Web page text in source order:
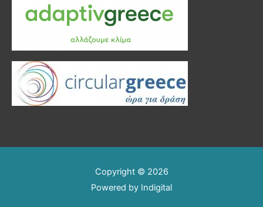
Copyright © 2026
Powered by Indigital